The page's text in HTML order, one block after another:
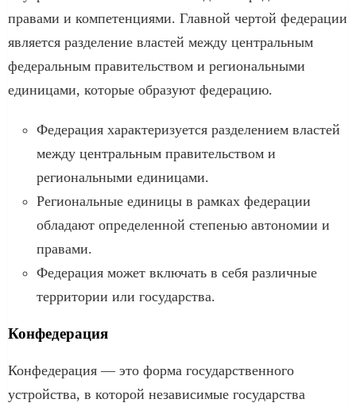
правами и компетенциями. Главной чертой федерации
является разделение властей между центральным
федеральным правительством и региональными
единицами, которые образуют федерацию.
Федерация характеризуется разделением властей
между центральным правительством и
региональными единицами.
Региональные единицы в рамках федерации
обладают определенной степенью автономии и
правами.
Федерация может включать в себя различные
территории или государства.
Конфедерация
Конфедерация — это форма государственного
устройства, в которой независимые государства